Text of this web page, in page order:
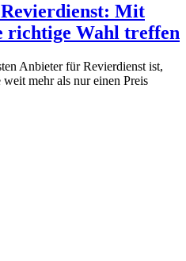
Mit
richtige Wahl treffen
Anbieter für Revierdienst ist,
mehr als nur einen Preis